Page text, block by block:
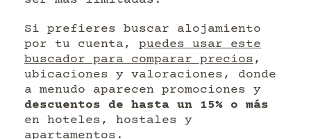
Si prefieres buscar alojamiento
por tu cuenta, puedes usar este
buscador para comparar precios,
ubicaciones y valoraciones, donde
a menudo aparecen promociones y
descuentos de hasta un 15% o más
en hoteles, hostales y
apartamentos.